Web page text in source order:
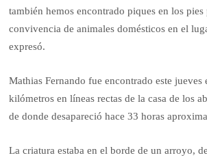
también hemos encontrado piques en los pies
convivencia de animales domésticos en el
expresó.
Mathias Fernando fue encontrado este jueves
kilómetros en líneas rectas de la casa de los
de donde desapareció hace 33 horas
La criatura estaba en el borde de un arroyo,